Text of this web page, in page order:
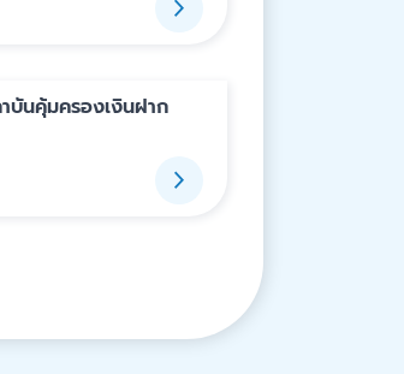
บันคุ้มครองเงินฝาก